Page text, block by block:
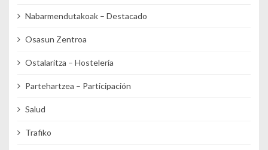
Nabarmendutakoak – Destacado
Osasun Zentroa
Ostalaritza – Hostelería
Partehartzea – Participación
Salud
Trafiko